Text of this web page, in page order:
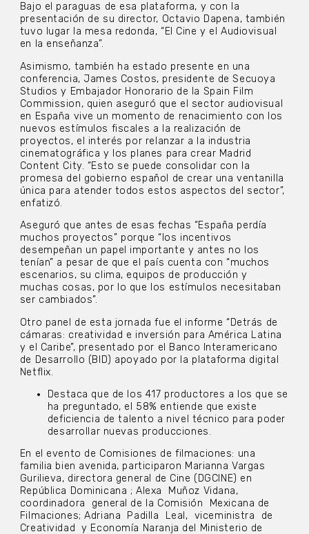
Bajo el paraguas de esa plataforma, y con la
presentación de su director, Octavio Dapena, también
tuvo lugar la mesa redonda, “El Cine y el Audiovisual
en la enseñanza”.
Asimismo, también ha estado presente en una
conferencia, James Costos, presidente de Secuoya
Studios y Embajador Honorario de la Spain Film
Commission, quien aseguró que el sector audiovisual
en España vive un momento de renacimiento con los
nuevos estímulos fiscales a la realización de
proyectos, el interés por relanzar a la industria
cinematográfica y los planes para crear Madrid
Content City. “Esto se puede consolidar con la
promesa del gobierno español de crear una ventanilla
única para atender todos estos aspectos del sector”,
enfatizó.
Aseguró que antes de esas fechas “España perdía
muchos proyectos” porque “los incentivos
desempeñan un papel importante y antes no los
tenían” a pesar de que el país cuenta con “muchos
escenarios, su clima, equipos de producción y
muchas cosas, por lo que los estímulos necesitaban
ser cambiados”.
Otro panel de esta jornada fue el informe “Detrás de
cámaras: creatividad e inversión para América Latina
y el Caribe”, presentado por el Banco Interamericano
de Desarrollo (BID) apoyado por la plataforma digital
Netflix.
Destaca que de los 417 productores a los que se
ha preguntado, el 58% entiende que existe
deficiencia de talento a nivel técnico para poder
desarrollar nuevas producciones.
En el evento de Comisiones de filmaciones: una
familia bien avenida, participaron Marianna Vargas
Gurilieva, directora general de Cine (DGCINE) en
República Dominicana ; Alexa Muñoz Vidana,
coordinadora general de la Comisión Mexicana de
Filmaciones; Adriana Padilla Leal, viceministra de
Creatividad y Economía Naranja del Ministerio de